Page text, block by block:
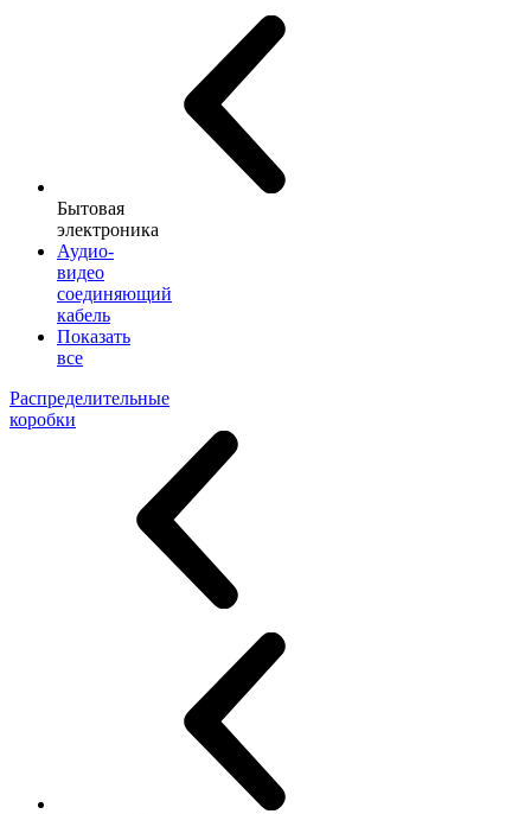
Бытовая
электроника
Аудио-
видео
соединяющий
кабель
Показать
все
Распределительные
коробки